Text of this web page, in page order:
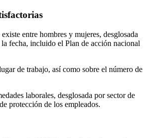
entre hombres y mujeres, desglosada
fecha, incluido el Plan de acción nacional
de trabajo, así como sobre el número de
laborales, desglosada por sector de
protección de los empleados.